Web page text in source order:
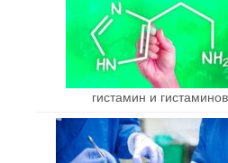
гистамин и